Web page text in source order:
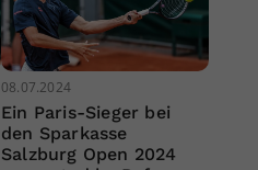
08.07.2024
Ein Paris-Sieger bei
den Sparkasse
Salzburg Open 2024